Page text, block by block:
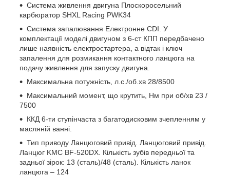
Система живлення двигуна Плоскоросельний
карбюратор SHXL Racing PWK34
Система запалювання Електронне СDI. У
комплектації моделі двигуном з 6-ст КПП передбачено
лише наявність електростартера, а відтак і ключ
запалення для розмикання контактного ланцюга на
подачу живлення для запуску двигуна.
Максимальна потужність, л.с./об.хв 28/8500
Максимальний момент, що крутить, Нм при об/хв 23 /
7500
ККД 6-ти ступінчаста з багатодисковим зчепленням у
масляній ванні.
Тип приводу Ланцюговий привід. Ланцюговий привід.
Ланцюг KMC BF-520DX. Кількість зубів передньої та
задньої зірок: 13 (сталь)/48 (сталь). Кількість ланок
ланцюга – 124